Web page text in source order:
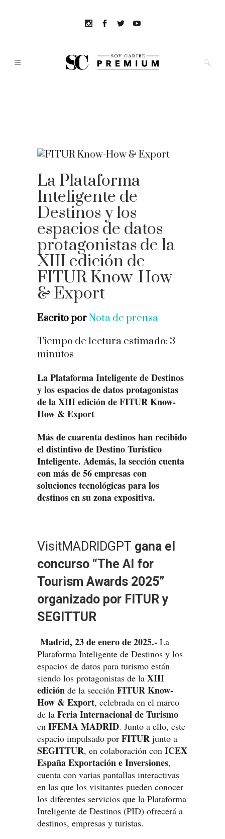
La Plataforma
Inteligente de
Destinos y los
espacios de datos
protagonistas de la
XIII edición de
FITUR Know-How
& Export
Escrito porNota de prensa
Tiempo de lectura estimado: 3
minutos
La Plataforma Inteligente de Destinos
y los espacios de datos protagonistas
de la XIII edición de FITUR Know-
How & Export
Más de cuarenta destinos han recibido
el distintivo de Destino Turístico
Inteligente. Además, lasección cuenta
con más de 56 empresas con
soluciones tecnológicas para los
destinos en su zona expositiva.
VisitMADRIDGPT gana el
concurso “The AI for
Tourism Awards 2025”
organizado por FITUR y
SEGITTUR
Madrid, 23 de enero de 2025.- La
Plataforma Inteligente de Destinos y los
espacios de datos para turismo están
siendo los protagonistas de la XIII
edición de la sección FITUR Know-
How & Export, celebrada en el marco
de la Feria Internacional de Turismo
en IFEMA MADRID. Junto a ello, este
espacio impulsado por FITUR junto a
SEGITTUR, en colaboración con ICEX
España Exportación e Inversiones,
cuenta con varias pantallas interactivas
en las que los visitantes pueden conocer
los diferentes servicios que la Plataforma
Inteligente de Destinos (PID) ofrecerá a
destinos, empresas y turistas.